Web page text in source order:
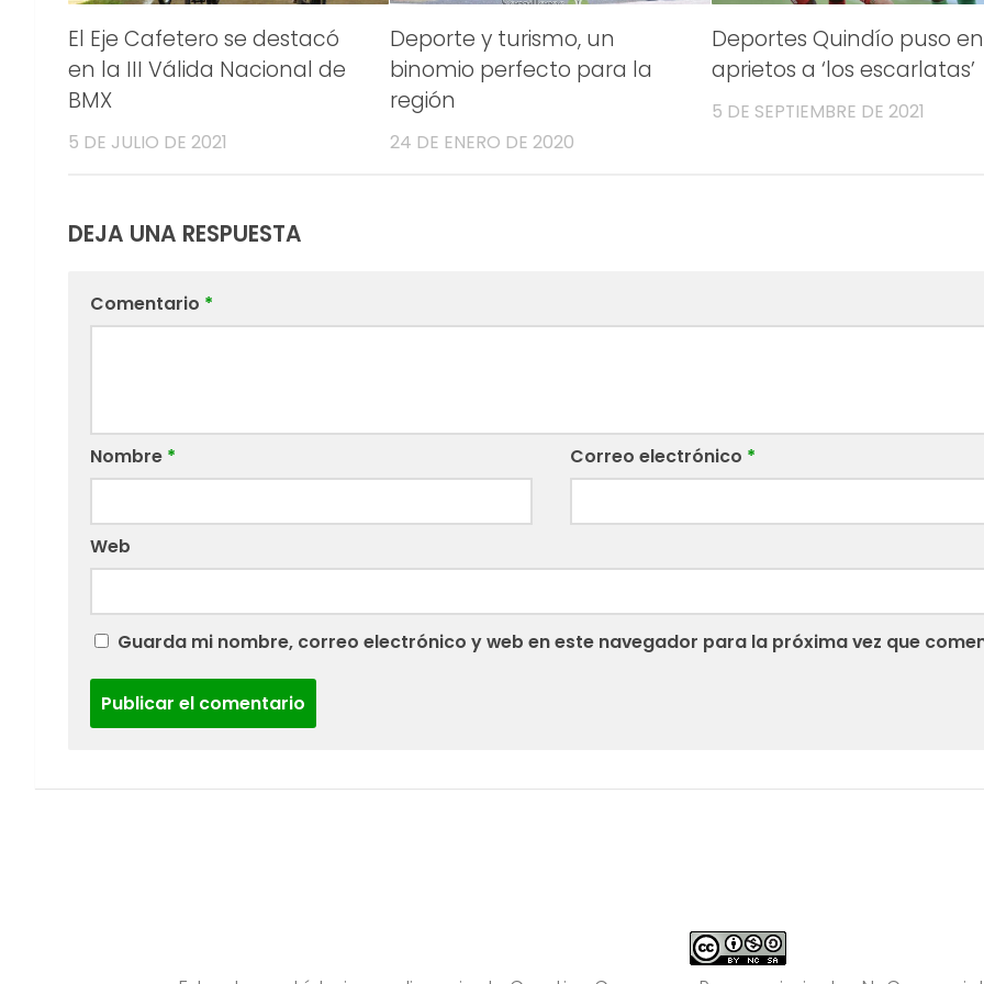
El Eje Cafetero se destacó
en la III Válida Nacional de
BMX
5 DE JULIO DE 2021
Deporte y turismo, un
binomio perfecto para la
región
24 DE ENERO DE 2020
Deportes Quindío puso en
aprietos a ‘los escarlatas’
5 DE SEPTIEMBRE DE 2021
DEJA UNA RESPUESTA
Comentario *
Nombre * Correo electrónico *
Web
Guarda mi nombre, correo electrónico y web en este navegador para la próxima vez que